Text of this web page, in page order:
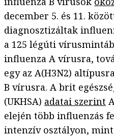
december 5. és 11.
diagnosztizáltak
a 125 légúti
influenza A vírusra,
egy az A(H3N2)
B vírusra. A brit
(UKHSA) adatai szerint
elején több influenzás
intenzív osztályon,